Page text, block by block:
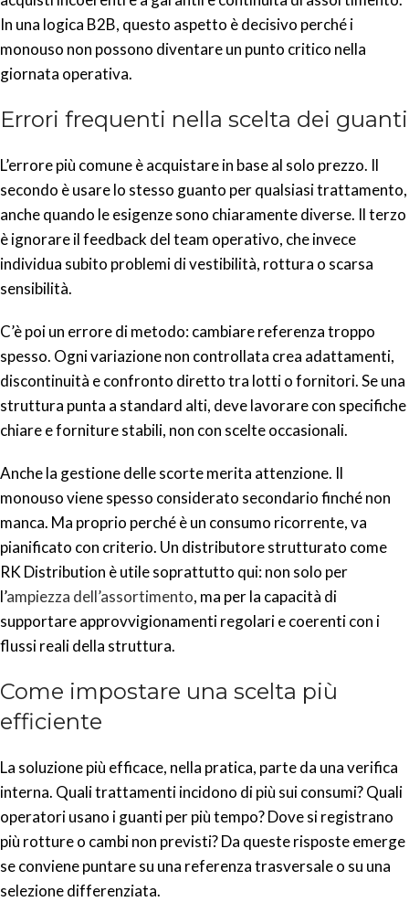
In una logica B2B, questo aspetto è decisivo perché i
monouso non possono diventare un punto critico nella
giornata operativa.
Errori frequenti nella scelta dei guanti
L’errore più comune è acquistare in base al solo prezzo. Il
secondo è usare lo stesso guanto per qualsiasi trattamento,
anche quando le esigenze sono chiaramente diverse. Il terzo
è ignorare il feedback del team operativo, che invece
individua subito problemi di vestibilità, rottura o scarsa
sensibilità.
C’è poi un errore di metodo: cambiare referenza troppo
spesso. Ogni variazione non controllata crea adattamenti,
discontinuità e confronto diretto tra lotti o fornitori. Se una
struttura punta a standard alti, deve lavorare con specifiche
chiare e forniture stabili, non con scelte occasionali.
Anche la gestione delle scorte merita attenzione. Il
monouso viene spesso considerato secondario finché non
manca. Ma proprio perché è un consumo ricorrente, va
pianificato con criterio. Un distributore strutturato come
RK Distribution è utile soprattutto qui: non solo per
l’ampiezza dell’assortimento, ma per la capacità di
supportare approvvigionamenti regolari e coerenti con i
flussi reali della struttura.
Come impostare una scelta più
efficiente
La soluzione più efficace, nella pratica, parte da una verifica
interna. Quali trattamenti incidono di più sui consumi? Quali
operatori usano i guanti per più tempo? Dove si registrano
più rotture o cambi non previsti? Da queste risposte emerge
se conviene puntare su una referenza trasversale o su una
selezione differenziata.